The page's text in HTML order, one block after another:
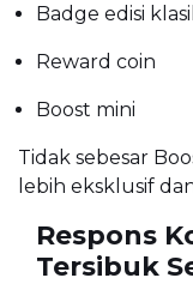
Badge edisi
Reward coin
Boost mini
Tidak sebesar
lebih eksklusif
Respons
Tersibuk